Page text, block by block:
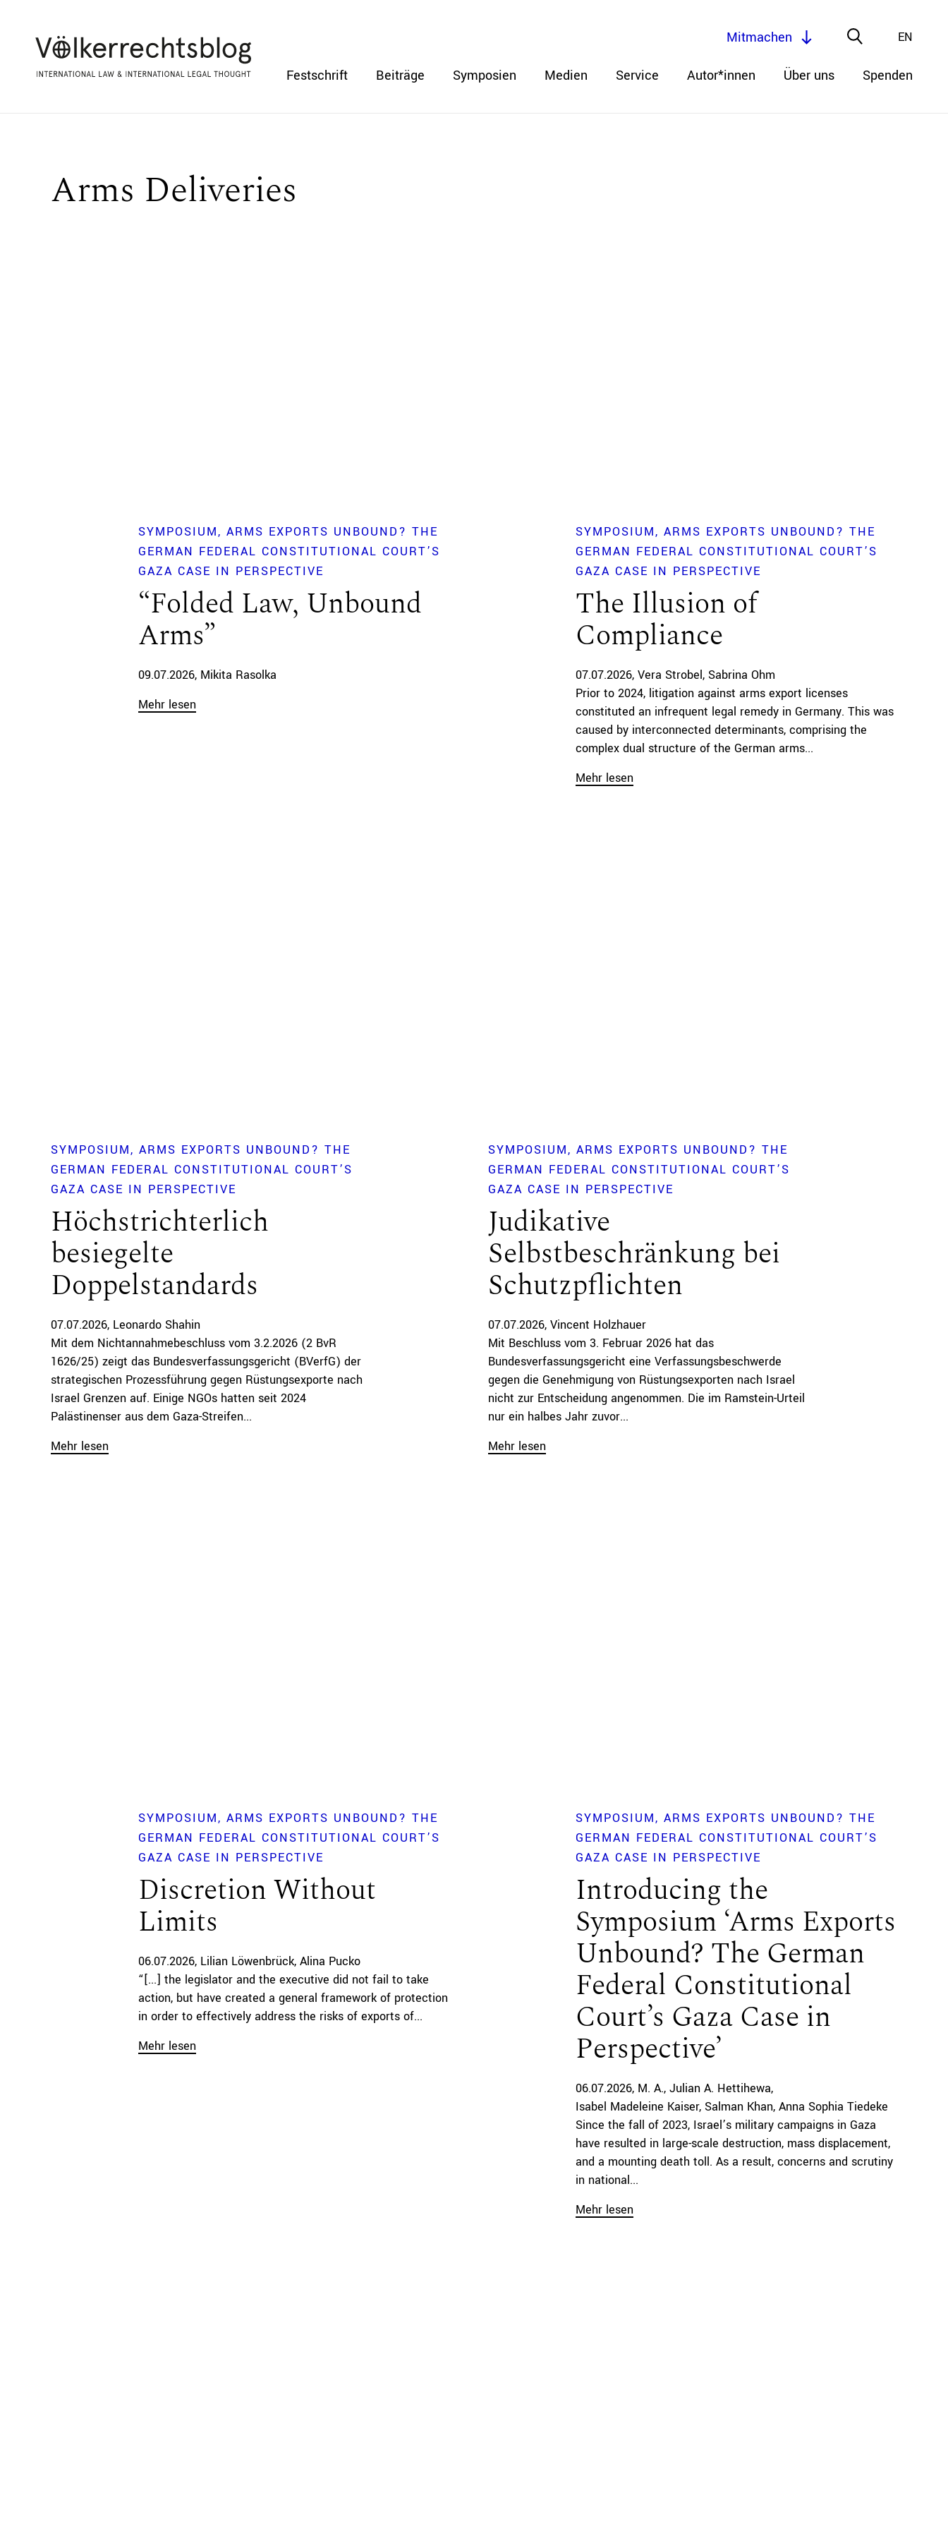
Festschrift Beiträge Symposien Medien Service Autor*innen Über uns Spenden
EN
Mitmachen
Arms Deliveries
SYMPOSIUM
ARMS EXPORTS UNBOUND? THE
GERMAN FEDERAL CONSTITUTIONAL COURT’S
GAZA CASE IN PERSPECTIVE
“Folded Law, Unbound
Arms”
09.07.2026 Mikita Rasolka
Mehr lesen
SYMPOSIUM
ARMS EXPORTS UNBOUND? THE
GERMAN FEDERAL CONSTITUTIONAL COURT’S
GAZA CASE IN PERSPECTIVE
The Illusion of
Compliance
07.07.2026 Vera Strobel Sabrina Ohm
Prior to 2024, litigation against arms export licenses
constituted an infrequent legal remedy in Germany. This was
caused by interconnected determinants, comprising the
complex dual structure of the German arms...
Mehr lesen
SYMPOSIUM
ARMS EXPORTS UNBOUND? THE
GERMAN FEDERAL CONSTITUTIONAL COURT’S
GAZA CASE IN PERSPECTIVE
Höchstrichterlich
besiegelte
Doppelstandards
07.07.2026 Leonardo Shahin
Mit dem Nichtannahmebeschluss vom 3.2.2026 (2 BvR
1626/25) zeigt das Bundesverfassungsgericht (BVerfG) der
strategischen Prozessführung gegen Rüstungsexporte nach
Israel Grenzen auf. Einige NGOs hatten seit 2024
Palästinenser aus dem Gaza-Streifen...
Mehr lesen
SYMPOSIUM
ARMS EXPORTS UNBOUND? THE
GERMAN FEDERAL CONSTITUTIONAL COURT’S
GAZA CASE IN PERSPECTIVE
Judikative
Selbstbeschränkung bei
Schutzpflichten
07.07.2026 Vincent Holzhauer
Mit Beschluss vom 3. Februar 2026 hat das
Bundesverfassungsgericht eine Verfassungsbeschwerde
gegen die Genehmigung von Rüstungsexporten nach Israel
nicht zur Entscheidung angenommen. Die im Ramstein-Urteil
nur ein halbes Jahr zuvor...
Mehr lesen
SYMPOSIUM
ARMS EXPORTS UNBOUND? THE
GERMAN FEDERAL CONSTITUTIONAL COURT’S
GAZA CASE IN PERSPECTIVE
Discretion Without
Limits
06.07.2026 Lilian Löwenbrück Alina Pucko
“[...] the legislator and the executive did not fail to take
action, but have created a general framework of protection
in order to effectively address the risks of exports of...
Mehr lesen
SYMPOSIUM
ARMS EXPORTS UNBOUND? THE
GERMAN FEDERAL CONSTITUTIONAL COURT’S
GAZA CASE IN PERSPECTIVE
Introducing the
Symposium ‘Arms Exports
Unbound? The German
Federal Constitutional
Court’s Gaza Case in
Perspective’
06.07.2026 M. A. Julian A. Hettihewa
Isabel Madeleine Kaiser Salman Khan Anna Sophia Tiedeke
Since the fall of 2023, Israel’s military campaigns in Gaza
have resulted in large-scale destruction, mass displacement,
and a mounting death toll. As a result, concerns and scrutiny
in national...
Mehr lesen